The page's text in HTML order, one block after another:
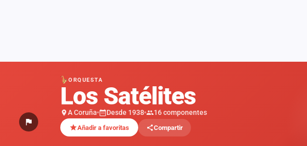
ORQUESTA
Los Satélites
A Coruña Desde 1938 16 componentes
Añadir a favoritas Compartir